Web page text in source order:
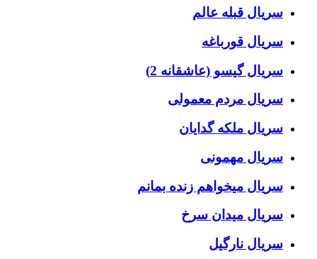
سریال قبله عالم
سریال قورباغه
سریال گیسو (عاشقانه 2)
سریال مردم معمولی
سریال ملکه گدایان
سریال مهمونی
سریال میخواهم زنده بمانم
سریال میدان سرخ
سریال نارگیل